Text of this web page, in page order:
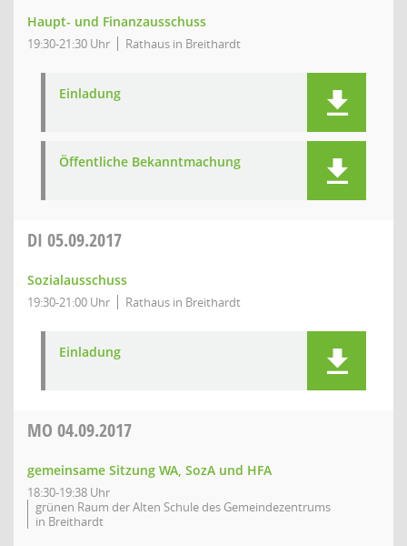
Haupt- und Finanzausschuss
19:30-21:30 Uhr Rathaus in Breithardt
Einladung
Öffentliche Bekanntmachung
DI 05.09.2017
Sozialausschuss
19:30-21:00 Uhr Rathaus in Breithardt
Einladung
MO 04.09.2017
gemeinsame Sitzung WA, SozA und HFA
18:30-19:38 Uhr
grünen Raum der Alten Schule des Gemeindezentrums
in Breithardt